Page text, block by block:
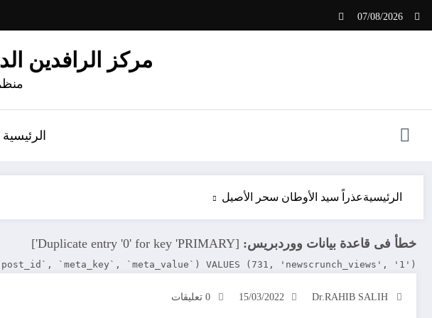
07/08/2026
مركز الرافدين
الرئيسية
الرئيسيةعذراً سيد الأوطان سحر الأصيل
خطأ فى قاعدة بيانات ووردبريس: [Duplicate entry '0' for key 'PRIMARY']
`meta_key`, `meta_value`) VALUES (731, 'newscrunch_views', '1')
Dr.RAHIB SALIH
15/03/2022 0 تعليقات